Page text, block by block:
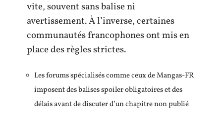
vite, souvent sans balise ni
avertissement. À l’inverse, certaines
communautés francophones ont mis en
place des règles strictes.
Les forums spécialisés comme ceux de Mangas-FR
imposent des balises spoiler obligatoires et des
délais avant de discuter d’un chapitre non publié